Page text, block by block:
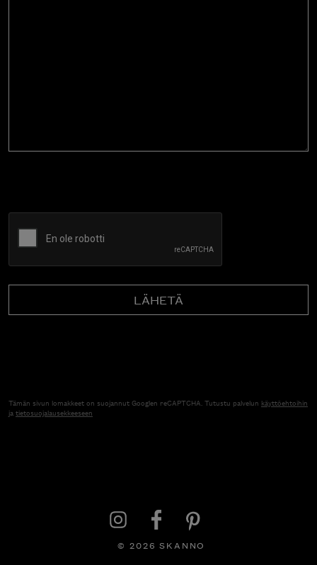
Tämän sivun lomakkeet on suojannut Googlen reCAPTCHA. Tutustu palvelun käyttöehtoihin
jatietosuojalausekkeeseen
© 2026 SKANNO